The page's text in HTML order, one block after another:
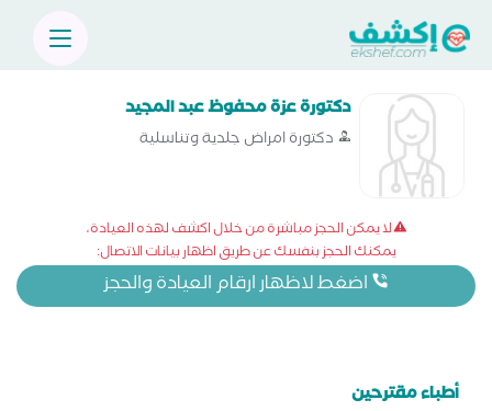
دكتورة عزة محفوظ عبد المجيد
دكتورة امراض جلدية وتناسلية
لا يمكن الحجز مباشرة من خلال اكشف لهذه العيادة،
يمكنك الحجز بنفسك عن طريق اظهار بيانات الاتصال:
اضغط لاظهار ارقام العيادة والحجز
أطباء مقترحين